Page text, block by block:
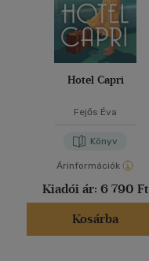
Hotel Capri
Fejős Éva
Könyv
Árinformációk
Kiadói ár: 6 790 Ft
Kosárba